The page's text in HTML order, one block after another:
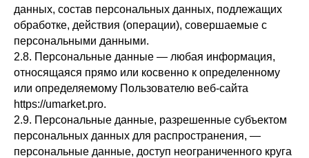
данных, состав персональных данных, подлежащих
обработке, действия (операции), совершаемые с
персональными данными.
2.8. Персональные данные — любая информация,
относящаяся прямо или косвенно к определенному
или определяемому Пользователю веб-сайта
https://umarket.pro.
2.9. Персональные данные, разрешенные субъектом
персональных данных для распространения, —
персональные данные, доступ неограниченного круга